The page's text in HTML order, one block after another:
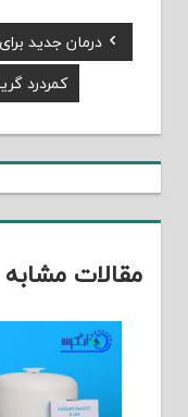
راهبری
نوشته
Previous
Post:
درمان جدید
Next
Post:
کمردرد
مقالات مشابه